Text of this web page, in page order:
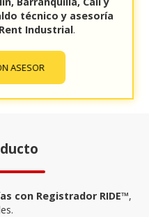
técnico y asesoría
Industrial.
ASESOR
con Registrador RIDE™,